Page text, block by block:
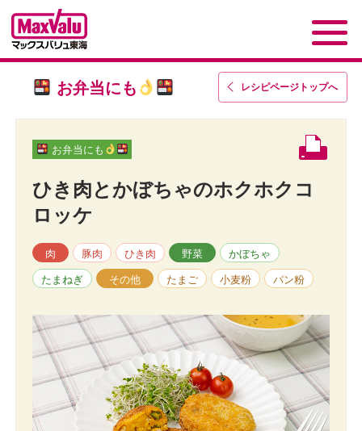
レシピページトップへ
お弁当にも
お弁当にも
ひき肉とかぼちゃのホクホクコ
ロッケ
肉 豚肉 ひき肉 野菜 かぼちゃ
たまねぎ その他 たまご 小麦粉 パン粉